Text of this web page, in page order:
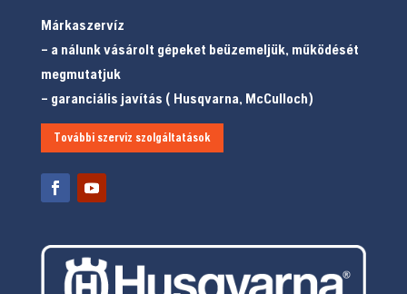
Márkaszervíz
– a nálunk vásárolt gépeket beüzemeljük, működését
megmutatjuk
– garanciális javítás ( Husqvarna, McCulloch)
További szerviz szolgáltatások